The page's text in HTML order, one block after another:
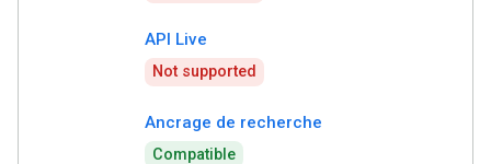
API Live
Not supported
Ancrage de recherche
Compatible